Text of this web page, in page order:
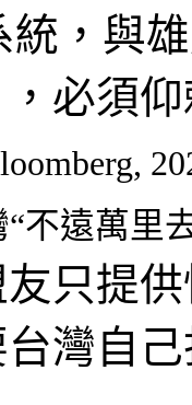
統 ，與
，必須
,
不遠萬里
只提供
台灣自